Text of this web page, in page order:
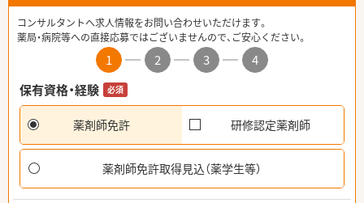
コンサルタントへ求人情報をお問い合わせいただけます。
薬局・病院等への直接応募ではございませんので、ご安心ください。
1 2 3
4
保有資格・経験
必須
薬剤師免許 研修認定薬剤師
薬剤師免許取得見込（薬学生等）